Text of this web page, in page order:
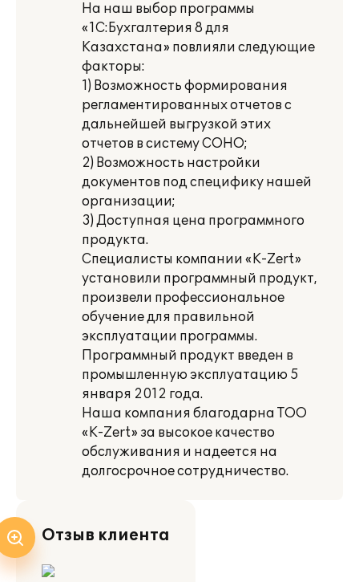
На наш выбор программы
«1С:Бухгалтерия 8 для
Казахстана» повлияли следующие
факторы:
1) Возможность формирования
регламентированных отчетов с
дальнейшей выгрузкой этих
отчетов в систему СОНО;
2) Возможность настройки
документов под специфику нашей
организации;
3) Доступная цена программного
продукта.
Специалисты компании «K-Zert»
установили программный продукт,
произвели профессиональное
обучение для правильной
эксплуатации программы.
Программный продукт введен в
промышленную эксплуатацию 5
января 2012 года.
Наша компания благодарна ТОО
«K-Zert» за высокое качество
обслуживания и надеется на
долгосрочное сотрудничество.
Отзыв клиента